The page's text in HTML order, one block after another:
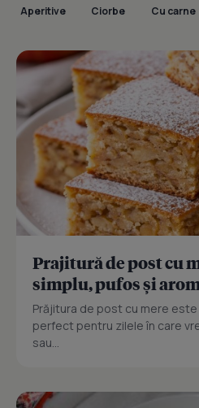
Aperitive Ciorbe Cu carne
Prajitură de post cu
simplu, pufos și
Prăjitura de post cu mere
perfect pentru zilele în care
sau...